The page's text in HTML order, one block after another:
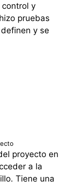
control y
pruebas
y se
proyecto en
a la
Tiene una